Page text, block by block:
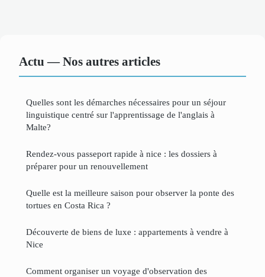
Actu — Nos autres articles
Quelles sont les démarches nécessaires pour un séjour
linguistique centré sur l'apprentissage de l'anglais à
Malte?
Rendez-vous passeport rapide à nice : les dossiers à
préparer pour un renouvellement
Quelle est la meilleure saison pour observer la ponte des
tortues en Costa Rica ?
Découverte de biens de luxe : appartements à vendre à
Nice
Comment organiser un voyage d'observation des